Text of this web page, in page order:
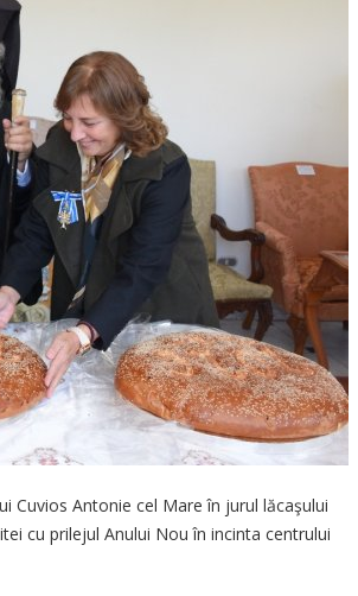
Cuvios Antonie cel Mare în jurul lăcaşului
cu prilejul Anului Nou în incinta centrului